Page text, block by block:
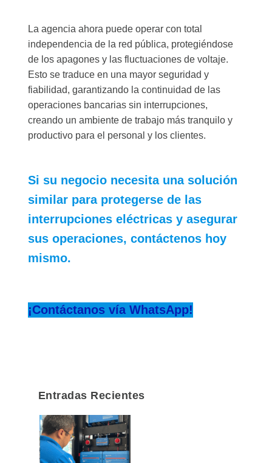
La agencia ahora puede operar con total
independencia de la red pública, protegiéndose
de los apagones y las fluctuaciones de voltaje.
Esto se traduce en una mayor seguridad y
fiabilidad, garantizando la continuidad de las
operaciones bancarias sin interrupciones,
creando un ambiente de trabajo más tranquilo y
productivo para el personal y los clientes.
Si su negocio necesita una solución
similar para protegerse de las
interrupciones eléctricas y asegurar
sus operaciones, contáctenos hoy
mismo.
¡Contáctanos vía WhatsApp!
Entradas Recientes